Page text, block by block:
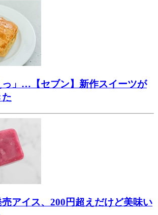
っ」…【セブン】新作スイーツが
売アイス、200円超えだけど美味い